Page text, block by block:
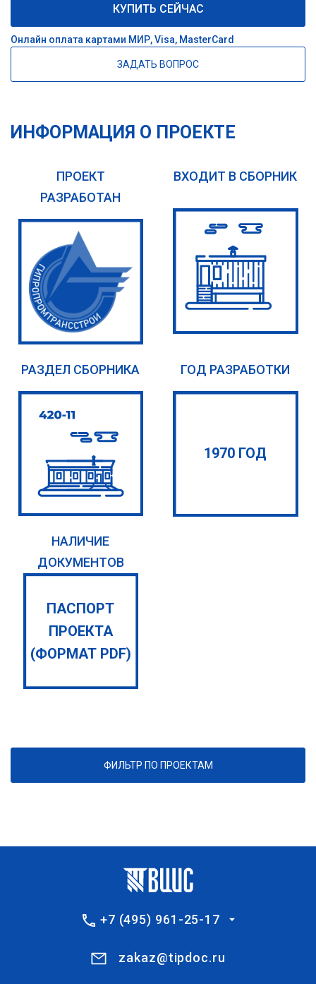
КУПИТЬ СЕЙЧАС
Онлайн оплата картами МИР, Visa, MasterCard
ЗАДАТЬ ВОПРОС
ИНФОРМАЦИЯ О ПРОЕКТЕ
ПРОЕКТ
РАЗРАБОТАН
ВХОДИТ В СБОРНИК
РАЗДЕЛ СБОРНИКА ГОД РАЗРАБОТКИ
1970 ГОД
НАЛИЧИЕ
ДОКУМЕНТОВ
ПАСПОРТ
ПРОЕКТА
(ФОРМАТ PDF)
ФИЛЬТР ПО ПРОЕКТАМ
+7 (495) 961-25-17
zakaz@tipdoc.ru